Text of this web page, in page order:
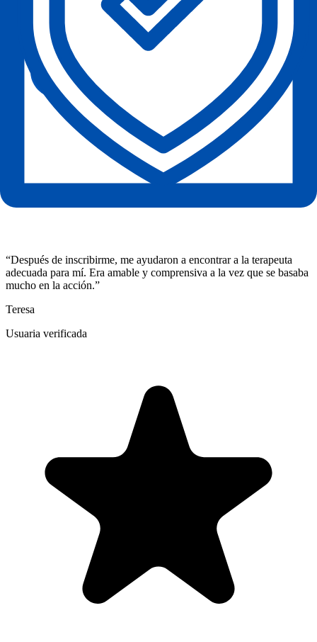
“Después de inscribirme, me ayudaron a encontrar a la terapeuta
adecuada para mí. Era amable y comprensiva a la vez que se basaba
mucho en la acción.”
Teresa
Usuaria verificada